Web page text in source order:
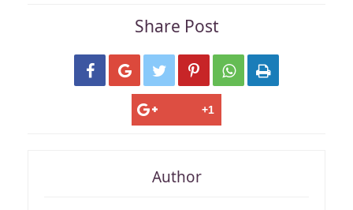
Share Post
     
Author